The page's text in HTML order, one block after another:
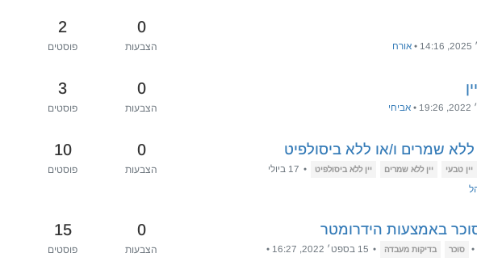
•אורח
0
הצבעות
2
פוסטים
•אביחי
0
הצבעות
3
פוסטים
ללא שמרים ו/או ללא ביסולפיט
יין טבעי יין ללא שמרים יין ללא ביסולפיט •
17 ביולי
0
הצבעות
10
פוסטים
באמצעות הידרומטר
• סוכר בדיקות מעבדה • 15 בספט׳ 2022, 16:27
•
0
הצבעות
15
פוסטים